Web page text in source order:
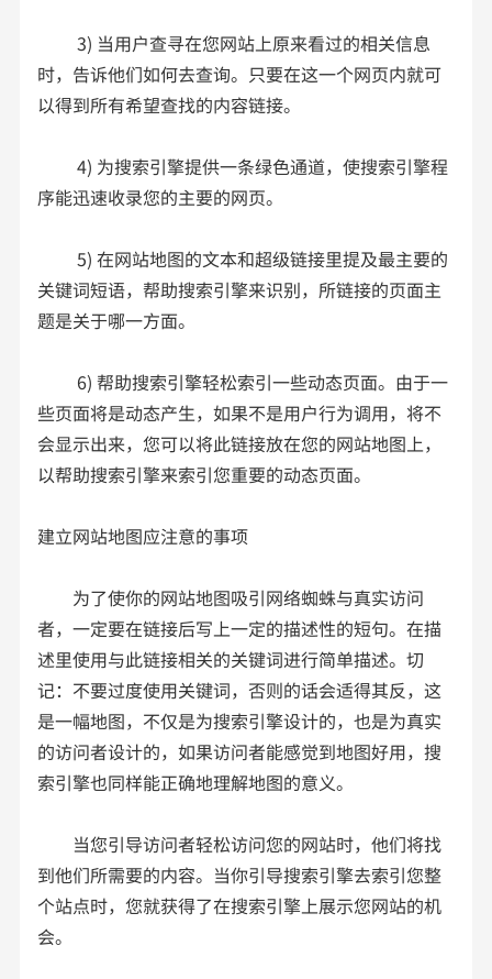
3) 当用户查寻在您网站上原来看过的相关信息
时，告诉他们如何去查询。只要在这一个网页内就可
以得到所有希望查找的内容链接。
4) 为搜索引擎提供一条绿色通道，使搜索引擎程
序能迅速收录您的主要的网页。
5) 在网站地图的文本和超级链接里提及最主要的
关键词短语，帮助搜索引擎来识别，所链接的页面主
题是关于哪一方面。
6) 帮助搜索引擎轻松索引一些动态页面。由于一
些页面将是动态产生，如果不是用户行为调用，将不
会显示出来，您可以将此链接放在您的网站地图上，
以帮助搜索引擎来索引您重要的动态页面。
建立网站地图应注意的事项
为了使你的网站地图吸引网络蜘蛛与真实访问
者，一定要在链接后写上一定的描述性的短句。在描
述里使用与此链接相关的关键词进行简单描述。切
记：不要过度使用关键词，否则的话会适得其反，这
是一幅地图，不仅是为搜索引擎设计的，也是为真实
的访问者设计的，如果访问者能感觉到地图好用，搜
索引擎也同样能正确地理解地图的意义。
当您引导访问者轻松访问您的网站时，他们将找
到他们所需要的内容。当你引导搜索引擎去索引您整
个站点时，您就获得了在搜索引擎上展示您网站的机
会。